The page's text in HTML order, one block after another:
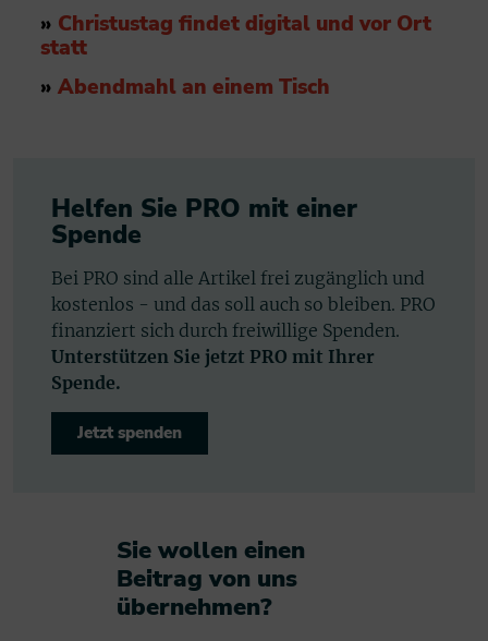
» Christustag findet digital und vor Ort
statt
» Abendmahl an einem Tisch
Helfen Sie PRO mit einer
Spende
Bei PRO sind alle Artikel frei zugänglich und
kostenlos - und das soll auch so bleiben. PRO
finanziert sich durch freiwillige Spenden.
Unterstützen Sie jetzt PRO mit Ihrer
Spende.
Jetzt spenden
Sie wollen einen
Beitrag von uns
übernehmen?​